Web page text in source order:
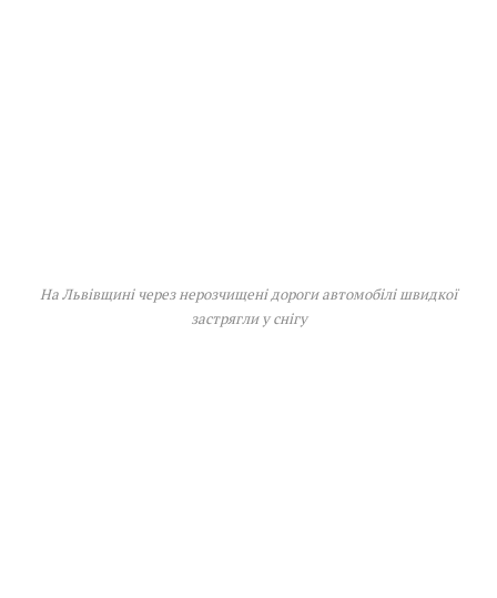
На Львівщині через нерозчищені дороги автомобілі швидкої
застрягли у снігу